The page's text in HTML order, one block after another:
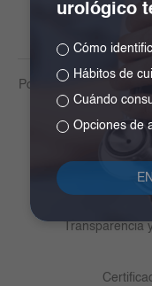
urológico
Cómo
Hábitos de
Cuándo
Opciones de
Política de tratamiento
Centro de
Transparencia